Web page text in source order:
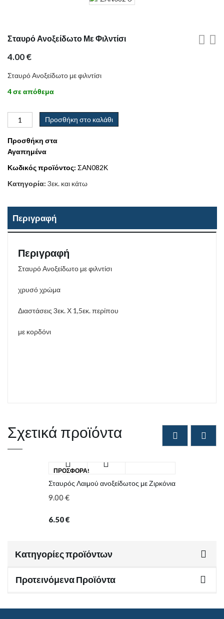
Σταυρό Ανοξείδωτο Με Φιλντίσι
4.00€
Σταυρό Ανοξείδωτο με φιλντίσι
4 σε απόθεμα
Προσθήκη στο καλάθι
Προσθήκη στα
Αγαπημένα
Κωδικός προϊόντος: ΣΑΝ082Κ
Κατηγορία: 3εκ. και κάτω
Περιγραφή
Περιγραφή
Σταυρό Ανοξείδωτο με φιλντίσι
χρυσό χρώμα
Διαστάσεις 3εκ. Χ 1,5εκ. περίπου
με κορδόνι
Σχετικά προϊόντα
ΠΡΟΣΦΟΡΆ!
Σταυρός Λαιμού ανοξείδωτος με Ζιρκόνια
9.00€
6.50€
Κατηγορίες προϊόντων
Προτεινόμενα Προϊόντα